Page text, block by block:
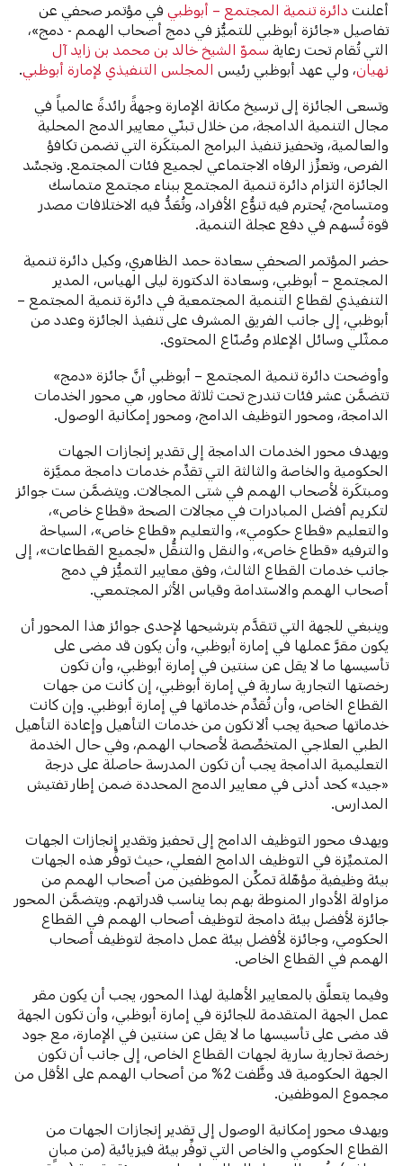
أعلنتدائرة تنمية المجتمع – أبوظبي في مؤتمر صحفي عن
تفاصيل «جائزة أبوظبي للتميُّز في دمج أصحاب الهمم - دمج»،
التي تُقام تحت رعايةسموّ الشيخ خالد بن محمد بن زايد آل
نهيان، ولي عهد أبوظبي رئيسالمجلس التنفيذي لإمارة أبوظبي .
وتسعى الجائزة إلى ترسيخ مكانة الإمارة وجهةً رائدةً عالمياً في
مجال التنمية الدامجة، من خلال تبنّي معايير الدمج المحلية
والعالمية، وتحفيز تنفيذ البرامج المبتكَرة التي تضمن تكافؤ
الفرص، وتعزِّز الرفاه الاجتماعي لجميع فئات المجتمع. وتجسِّد
الجائزة التزام دائرة تنمية المجتمع ببناء مجتمع متماسك
ومتسامح، يُحترم فيه تنوُّع الأفراد، وتُعَدُّ فيه الاختلافات مصدر
قوة تُسهم في دفع عجلة التنمية.
حضر المؤتمر الصحفي سعادة حمد الظاهري، وكيل دائرة تنمية
المجتمع – أبوظبي، وسعادة الدكتورة ليلى الهياس، المدير
التنفيذي لقطاع التنمية المجتمعية في دائرة تنمية المجتمع –
أبوظبي، إلى جانب الفريق المشرف على تنفيذ الجائزة وعدد من
ممثّلي وسائل الإعلام وصُنّاع المحتوى.
وأوضحت دائرة تنمية المجتمع – أبوظبي أنَّ جائزة «دمج»
تتضمَّن عشر فئات تندرج تحت ثلاثة محاور، هي محور الخدمات
الدامجة، ومحور التوظيف الدامج، ومحور إمكانية الوصول.
ويهدف محور الخدمات الدامجة إلى تقدير إنجازات الجهات
الحكومية والخاصة والثالثة التي تقدِّم خدمات دامجة مميَّزة
ومبتكَرة لأصحاب الهمم في شتى المجالات. ويتضمَّن ست جوائز
لتكريم أفضل المبادرات في مجالات الصحة «قطاع خاص»،
والتعليم «قطاع حكومي»، والتعليم «قطاع خاص»، السياحة
والترفيه «قطاع خاص»، والنقل والتنقُّل «لجميع القطاعات»، إلى
جانب خدمات القطاع الثالث، وفق معايير التميُّز في دمج
أصحاب الهمم والاستدامة وقياس الأثر المجتمعي.
وينبغي للجهة التي تتقدَّم بترشيحها لإحدى جوائز هذا المحور أن
يكون مقرَّ عملها في إمارة أبوظبي، وأن يكون قد مضى على
تأسيسها ما لا يقل عن سنتين في إمارة أبوظبي، وأن تكون
رخصتها التجارية سارية في إمارة أبوظبي، إن كانت من جهات
القطاع الخاص، وأن تُقدِّم خدماتها في إمارة أبوظبي. وإن كانت
خدماتها صحية يجب ألا تكون من خدمات التأهيل وإعادة التأهيل
الطبي العلاجي المتخصِّصة لأصحاب الهمم، وفي حال الخدمة
التعليمية الدامجة يجب أن تكون المدرسة حاصلة على درجة
«جيد» كحد أدنى في معايير الدمج المحددة ضمن إطار تفتيش
المدارس.
ويهدف محور التوظيف الدامج إلى تحفيز وتقدير إنجازات الجهات
المتميِّزة في التوظيف الدامج الفعلي، حيث توفِّر هذه الجهات
بيئة وظيفية مؤهّلة تمكِّن الموظفين من أصحاب الهمم من
مزاولة الأدوار المنوطة بهم بما يناسب قدراتهم. ويتضمَّن المحور
جائزة لأفضل بيئة دامجة لتوظيف أصحاب الهمم في القطاع
الحكومي، وجائزة لأفضل بيئة عمل دامجة لتوظيف أصحاب
الهمم في القطاع الخاص.
وفيما يتعلَّق بالمعايير الأهلية لهذا المحور، يجب أن يكون مقر
عمل الجهة المتقدمة للجائزة في إمارة أبوظبي، وأن تكون الجهة
قد مضى على تأسيسها ما لا يقل عن سنتين في الإمارة، مع جود
رخصة تجارية سارية لجهات القطاع الخاص، إلى جانب أن تكون
الجهة الحكومية قد وظَّفت 2% من أصحاب الهمم على الأقل من
مجموع الموظفين.
ويهدف محور إمكانية الوصول إلى تقدير إنجازات الجهات من
القطاع الحكومي والخاص التي توفِّر بيئة فيزيائية (من مبانٍ